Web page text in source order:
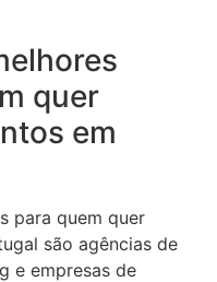
quer
em
para quem quer
são agências de
e empresas de